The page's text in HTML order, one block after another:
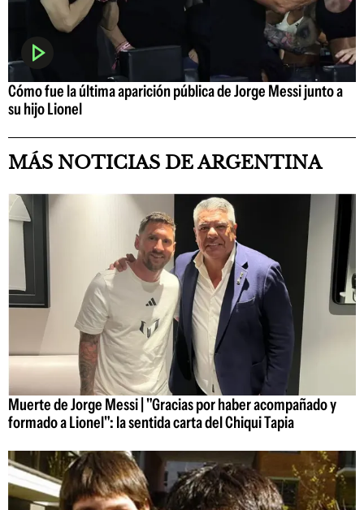
Cómo fue la última aparición pública de Jorge Messi junto a
su hijo Lionel
MÁS NOTICIAS DE ARGENTINA
Muerte de Jorge Messi | "Gracias por haber acompañado y
formado a Lionel": la sentida carta del Chiqui Tapia